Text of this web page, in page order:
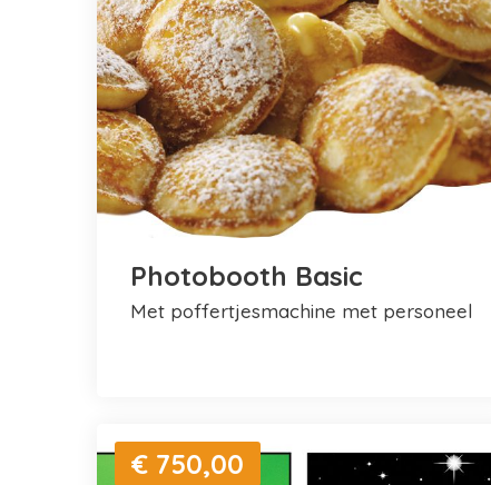
Photobooth Basic
met poffertjesmachine met personeel
€ 750,00